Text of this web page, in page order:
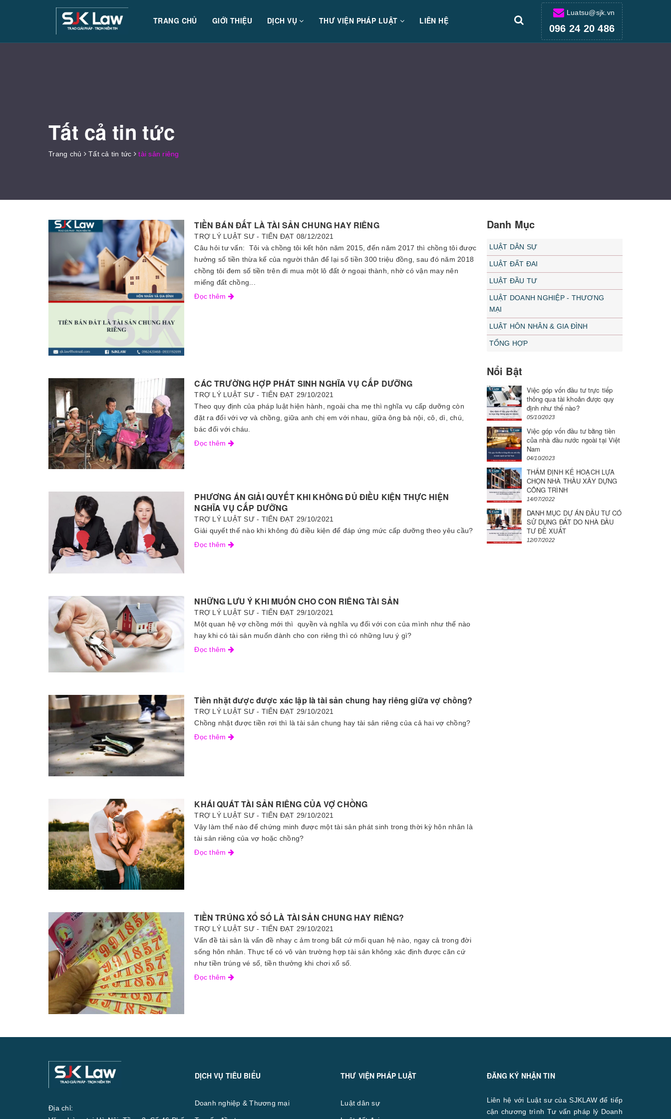
TRANG CHỦ GIỚI THIỆU DỊCH VỤ THƯ VIỆN PHÁP LUẬT LIÊN HỆ
Luatsu@sjk.vn
096 24 20 486
Tất cả tin tức
Trang chủ Tất cả tin tức tài sản riêng
TIỀN BÁN ĐẤT LÀ TÀI SẢN CHUNG HAY RIÊNG
TRỢ LÝ LUẬT SƯ - TIẾN ĐẠT 08/12/2021
Câu hỏi tư vấn: Tôi và chồng tôi kết hôn năm 2015, đến năm 2017 thì chồng tôi được
hưởng số tiền thừa kế của người thân để lại số tiền 300 triệu đồng, sau đó năm 2018
chồng tôi đem số tiền trên đi mua một lô đất ở ngoại thành, nhờ có vận may nên
miếng đất chồng...
Đọc thêm
CÁC TRƯỜNG HỢP PHÁT SINH NGHĨA VỤ CẤP DƯỠNG
TRỢ LÝ LUẬT SƯ - TIẾN ĐẠT 29/10/2021
Theo quy định của pháp luật hiện hành, ngoài cha mẹ thì nghĩa vụ cấp dưỡng còn
đặt ra đối với vợ và chồng, giữa anh chị em với nhau, giữa ông bà nội, cô, dì, chú,
bác đối với cháu.
Đọc thêm
PHƯƠNG ÁN GIẢI QUYẾT KHI KHÔNG ĐỦ ĐIỀU KIỆN THỰC HIỆN
NGHĨA VỤ CẤP DƯỠNG
TRỢ LÝ LUẬT SƯ - TIẾN ĐẠT 29/10/2021
Giải quyết thế nào khi không đủ điều kiện để đáp ứng mức cấp dưỡng theo yêu cầu?
Đọc thêm
NHỮNG LƯU Ý KHI MUỐN CHO CON RIÊNG TÀI SẢN
TRỢ LÝ LUẬT SƯ - TIẾN ĐẠT 29/10/2021
Một quan hệ vợ chồng mới thì quyền và nghĩa vụ đối với con của mình như thế nào
hay khi có tài sản muốn dành cho con riêng thì có những lưu ý gì?
Đọc thêm
Tiền nhặt được được xác lập là tài sản chung hay riêng giữa vợ chồng?
TRỢ LÝ LUẬT SƯ - TIẾN ĐẠT 29/10/2021
Chồng nhặt được tiền rơi thì là tài sản chung hay tài sản riêng của cả hai vợ chồng?
Đọc thêm
KHÁI QUÁT TÀI SẢN RIÊNG CỦA VỢ CHỒNG
TRỢ LÝ LUẬT SƯ - TIẾN ĐẠT 29/10/2021
Vậy làm thế nào để chứng minh được một tài sản phát sinh trong thời kỳ hôn nhân là
tài sản riêng của vợ hoặc chồng?
Đọc thêm
TIỀN TRÚNG XỔ SỐ LÀ TÀI SẢN CHUNG HAY RIÊNG?
TRỢ LÝ LUẬT SƯ - TIẾN ĐẠT 29/10/2021
Vấn đề tài sản là vấn đề nhạy c ảm trong bất cứ mối quan hệ nào, ngay cả trong đời
sống hôn nhân. Thực tế có vô vàn trường hợp tài sản không xác định được căn cứ
như tiền trúng vé số, tiền thưởng khi chơi xổ số.
Đọc thêm
Danh Mục
LUẬT DÂN SỰ
LUẬT ĐẤT ĐAI
LUẬT ĐẦU TƯ
LUẬT DOANH NGHIỆP - THƯƠNG
MẠI
LUẬT HÔN NHÂN & GIA ĐÌNH
TỔNG HỢP
Nổi Bật
Việc góp vốn đầu tư trực tiếp
thông qua tài khoản được quy
định như thế nào?
05/10/2023
Việc góp vốn đầu tư bằng tiền
của nhà đầu nước ngoài tại Việt
Nam
04/10/2023
THẨM ĐỊNH KẾ HOẠCH LỰA
CHỌN NHÀ THẦU XÂY DỰNG
CÔNG TRÌNH
14/07/2022
DANH MỤC DỰ ÁN ĐẦU TƯ CÓ
SỬ DỤNG ĐẤT DO NHÀ ĐẦU
TƯ ĐỀ XUẤT
12/07/2022
Địa chỉ:
DỊCH VỤ TIÊU BIỂU
Doanh nghiệp & Thương mại
THƯ VIỆN PHÁP LUẬT
Luật dân sự
ĐĂNG KÝ NHẬN TIN
Liên hệ với Luật sư của SJKLAW để tiếp
cận chương trình Tư vấn pháp lý Doanh